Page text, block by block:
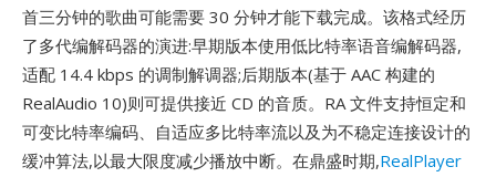
首三分钟的歌曲可能需要 30 分钟才能下载完成。该格式经历
了多代编解码器的演进:早期版本使用低比特率语音编解码器,
适配 14.4 kbps 的调制解调器;后期版本(基于 AAC 构建的
RealAudio 10)则可提供接近 CD 的音质。RA 文件支持恒定和
可变比特率编码、自适应多比特率流以及为不稳定连接设计的
缓冲算法,以最大限度减少播放中断。在鼎盛时期,RealPlayer